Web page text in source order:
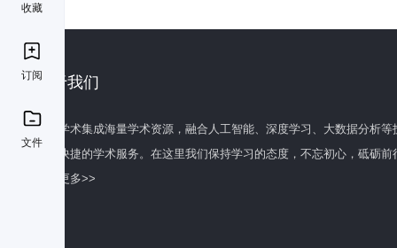
收藏
订阅
文件
关于我们
百度学术集成海量学术资源，融合人工智能、深度学习、大数据分析
全面快捷的学术服务。在这里我们保持学习的态度，不忘初心，砥砺前
了解更多>>